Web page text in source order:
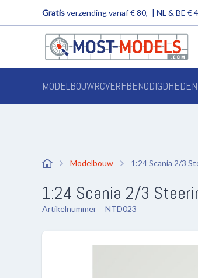
Gratisverzending vanaf € 80,- | NL & BE €
MODELBOUWRCVERFBENODIGDHEDEN
Modelbouw 1:24 Scania 2/3
1:24 Scania 2/3
Artikelnummer NTD023